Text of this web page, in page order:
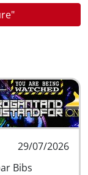
29/07/2026
Bibs